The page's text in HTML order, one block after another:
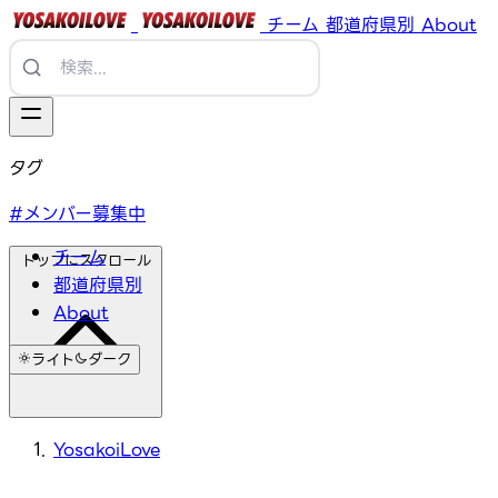
チーム 都道府県別 About
チーム
都道府県別
About
ライト ダーク
タグ
#メンバー募集中
トップにスクロール
YosakoiLove